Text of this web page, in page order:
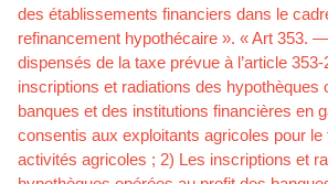
des établissements financiers dans le
refinancement hypothécaire ». « Art 353.
dispensés de la taxe prévue à l’article
inscriptions et radiations des hypothèques
banques et des institutions financières en
consentis aux exploitants agricoles pour le
activités agricoles ; 2) Les inscriptions et